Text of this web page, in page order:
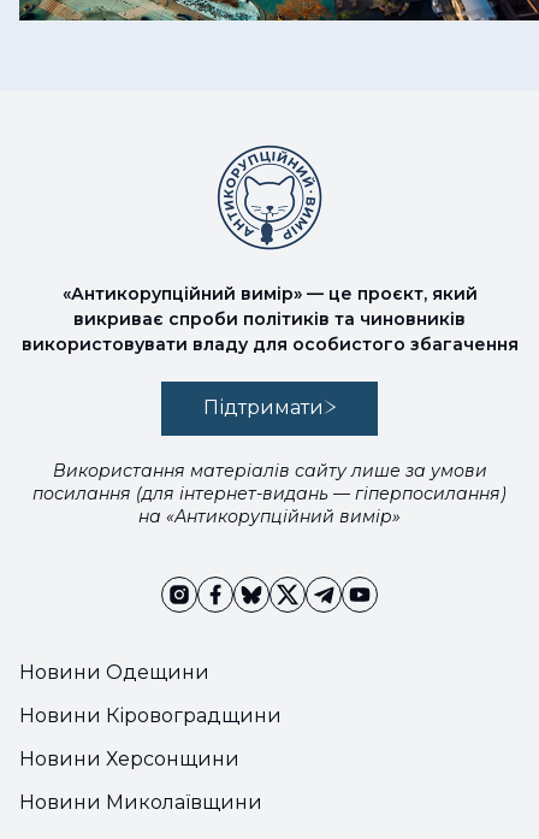
Новини Одещини
Новини Кіровоградщини
Новини Херсонщини
Новини Миколаївщини
«Антикорупційний вимір» — це проєкт, який
викриває спроби політиків та чиновників
використовувати владу для особистого збагачення
Підтримати
Використання матеріалів сайту лише за умови
посилання (для інтернет-видань — гіперпосилання)
на «Антикорупційний вимір»